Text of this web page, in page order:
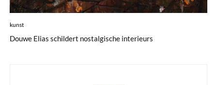
kunst
Douwe Elias schildert nostalgische interieurs